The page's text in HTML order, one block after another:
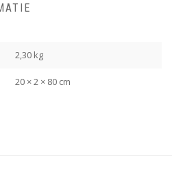
2,30 kg
20 × 2 × 80 cm